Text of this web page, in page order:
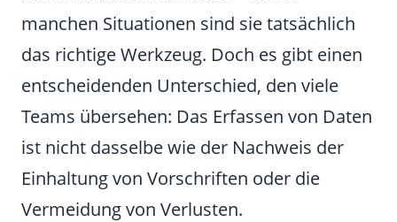
manchen Situationen sind sie tatsächlich
das richtige Werkzeug. Doch es gibt einen
entscheidenden Unterschied, den viele
Teams übersehen: Das Erfassen von Daten
ist nicht dasselbe wie der Nachweis der
Einhaltung von Vorschriften oder die
Vermeidung von Verlusten.